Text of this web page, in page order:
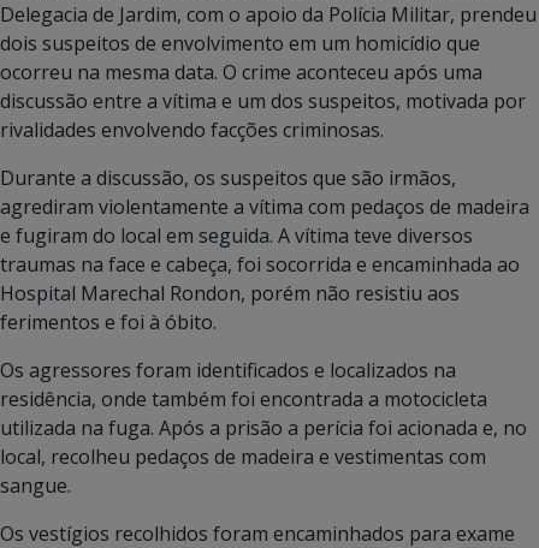
Delegacia de Jardim, com o apoio da Polícia Militar, prendeu
dois suspeitos de envolvimento em um homicídio que
ocorreu na mesma data. O crime aconteceu após uma
discussão entre a vítima e um dos suspeitos, motivada por
rivalidades envolvendo facções criminosas.
Durante a discussão, os suspeitos que são irmãos,
agrediram violentamente a vítima com pedaços de madeira
e fugiram do local em seguida. A vítima teve diversos
traumas na face e cabeça, foi socorrida e encaminhada ao
Hospital Marechal Rondon, porém não resistiu aos
ferimentos e foi à óbito.
Os agressores foram identificados e localizados na
residência, onde também foi encontrada a motocicleta
utilizada na fuga. Após a prisão a perícia foi acionada e, no
local, recolheu pedaços de madeira e vestimentas com
sangue.
Os vestígios recolhidos foram encaminhados para exame